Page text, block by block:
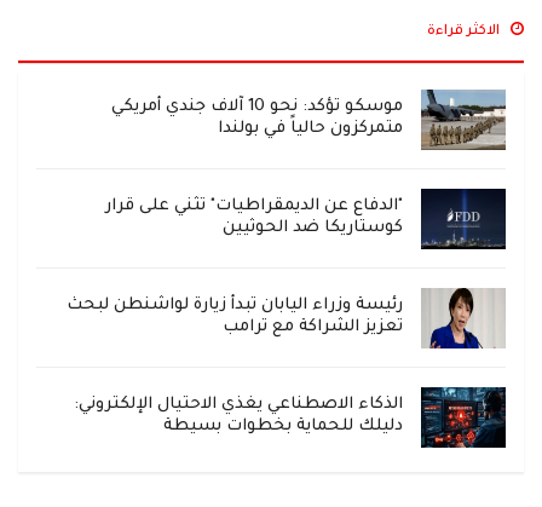
الاكثر قراءة
موسكو تؤكد: نحو 10 آلاف جندي أمريكي
متمركزون حالياً في بولندا
"الدفاع عن الديمقراطيات" تثني على قرار
كوستاريكا ضد الحوثيين
رئيسة وزراء اليابان تبدأ زيارة لواشنطن لبحث
تعزيز الشراكة مع ترامب
الذكاء الاصطناعي يغذي الاحتيال الإلكتروني:
دليلك للحماية بخطوات بسيطة